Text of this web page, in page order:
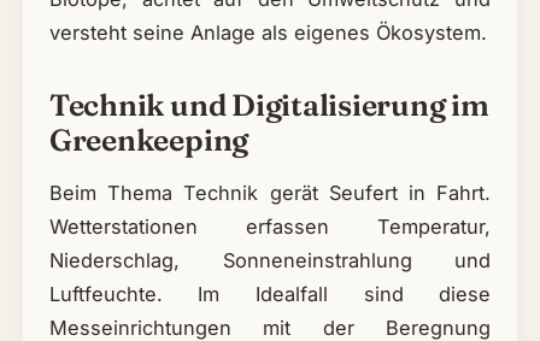
versteht seine Anlage als eigenes Ökosystem.
Technik und Digitalisierung im
Greenkeeping
Beim Thema Technik gerät Seufert in Fahrt.
Wetterstationen erfassen Temperatur,
Niederschlag, Sonneneinstrahlung und
Luftfeuchte. Im Idealfall sind diese
Messeinrichtungen mit der Beregnung